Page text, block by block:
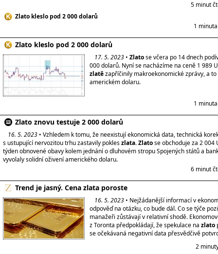
5 minut
Zlato kleslo pod 2 000 dolarů
1
Zlato kleslo pod 2 000 dolarů
17. 5. 2023 • Zlatose včera po 14 dnech
000 dolarů. Nyní se nacházíme na ceně 1 989
zlatězapříčinily makroekonomické zprávy, a to
americkém dolaru.
1
Zlato znovu testuje 2 000 dolarů
16. 5. 2023 • Vzhledem k tomu, že neexistují ekonomická data, technická
s ustupující nervozitou trhu zastavily pokleszlata.Zlatose obchoduje za 2 004
týden obnovené obavy kolem jednání o dluhovém stropu Spojených států a
vyvolaly solidní oživení amerického dolaru.
6 minut
Trend je jasný. Cena zlata poroste
16. 5. 2023 • Nejžádanější informací v
odpověď na otázku, co bude dál. Co se týče
manažeři zůstávají v relativní shodě.
z Toronta předpokládají, že spekulace na zlato
se očekávaná negativní data přesvědčivě
2